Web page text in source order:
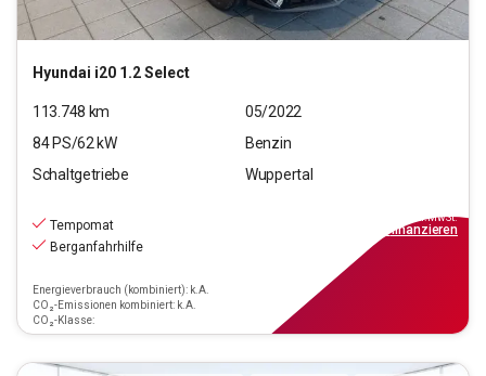
Hyundai i20 1.2 Select
113.748 km
05/2022
84PS/62kW
Benzin
Schaltgetriebe
Wuppertal
Tempomat
Berganfahrhilfe
Energieverbrauch (kombiniert): k.A.
CO₂-Emissionen kombiniert: k.A.
CO₂-Klasse:
inkl.MwSt.
finanzieren